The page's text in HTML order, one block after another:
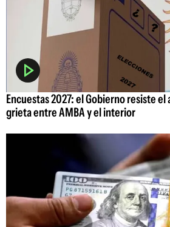
Encuestas 2027: el Gobierno resiste
grieta entre AMBA y el interior